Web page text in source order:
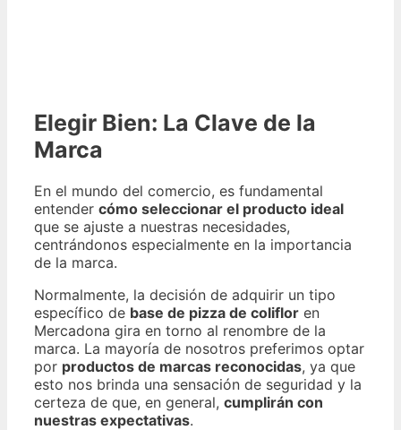
Elegir Bien: La Clave de la
Marca
En el mundo del comercio, es fundamental
entender cómo seleccionar el producto ideal
que se ajuste a nuestras necesidades,
centrándonos especialmente en la importancia
de la marca.
Normalmente, la decisión de adquirir un tipo
específico de base de pizza de coliflor en
Mercadona gira en torno al renombre de la
marca. La mayoría de nosotros preferimos optar
por productos de marcas reconocidas, ya que
esto nos brinda una sensación de seguridad y la
certeza de que, en general, cumplirán con
nuestras expectativas.